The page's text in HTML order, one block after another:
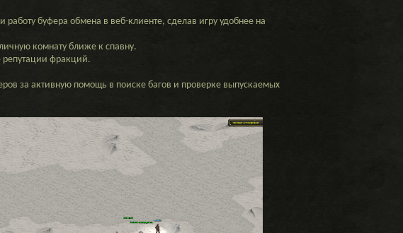
буфера обмена в веб-клиенте, сделав игру удобнее на
комнату ближе к спавну.
фракций.
за активную помощь в поиске багов и проверке выпускаемых